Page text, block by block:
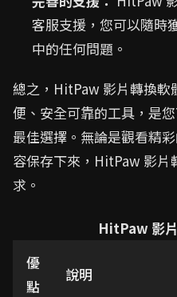
客服支援，您可以隨時
中的任何問題。
總之，HitPaw 影片轉換軟
便、安全可靠的工具，是
最佳選擇。無論是觀看精
容保存下來，HitPaw 影片
求。
HitPaw 影
優
點
說明